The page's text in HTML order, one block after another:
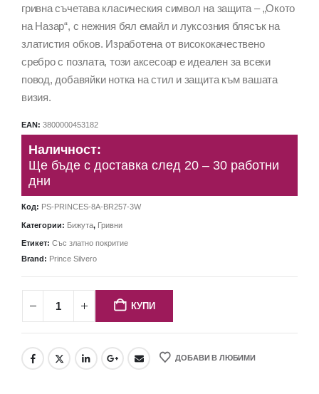
гривна съчетава класическия символ на защита – „Окото
на Назар“, с нежния бял емайл и луксозния блясък на
златистия обков. Изработена от висококачествено
сребро с позлата, този аксесоар е идеален за всеки
повод, добавяйки нотка на стил и защита към вашата
визия.
EAN: 3800000453182
Наличност:
Ще бъде с доставка след 20 – 30 работни
дни
Код: PS-PRINCES-8A-BR257-3W
Категории: Бижута, Гривни
Етикет: Със златно покритие
Brand: Prince Silvero
КУПИ
ДОБАВИ В ЛЮБИМИ